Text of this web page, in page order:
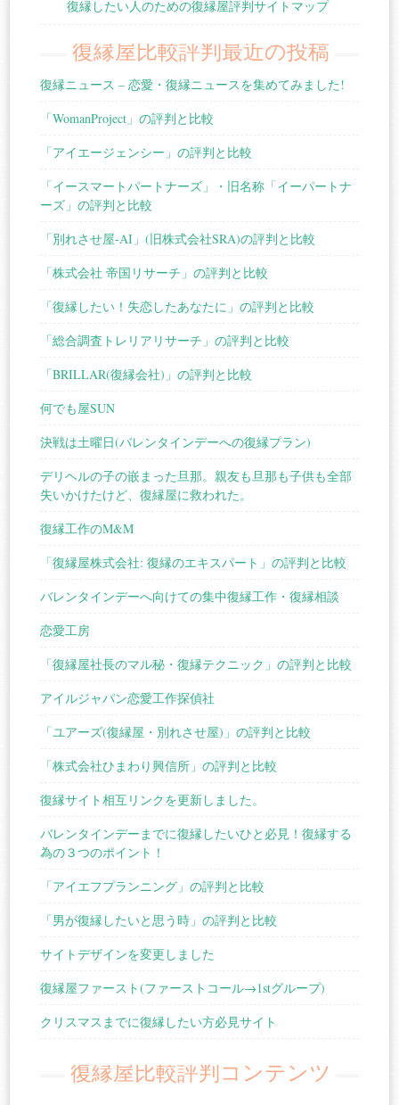
復縁したい人のための復縁屋評判サイトマップ
復縁屋比較評判最近の投稿
復縁ニュース – 恋愛・復縁ニュースを集めてみました!
「WomanProject」の評判と比較
「アイエージェンシー」の評判と比較
「イースマートパートナーズ」・旧名称「イーパートナ
ーズ」の評判と比較
「別れさせ屋-AI」(旧株式会社SRA)の評判と比較
「株式会社 帝国リサーチ」の評判と比較
「復縁したい！失恋したあなたに」の評判と比較
「総合調査トレリアリサーチ」の評判と比較
「BRILLAR(復縁会社)」の評判と比較
何でも屋SUN
決戦は土曜日(バレンタインデーへの復縁プラン)
デリヘルの子の嵌まった旦那。親友も旦那も子供も全部
失いかけたけど、復縁屋に救われた。
復縁工作のM&M
「復縁屋株式会社: 復縁のエキスパート」の評判と比較
バレンタインデーへ向けての集中復縁工作・復縁相談
恋愛工房
「復縁屋社長のマル秘・復縁テクニック」の評判と比較
アイルジャパン恋愛工作探偵社
「ユアーズ(復縁屋・別れさせ屋)」の評判と比較
「株式会社ひまわり興信所」の評判と比較
復縁サイト相互リンクを更新しました。
バレンタインデーまでに復縁したいひと必見！復縁する
為の３つのポイント！
「アイエフプランニング」の評判と比較
「男が復縁したいと思う時」の評判と比較
サイトデザインを変更しました
復縁屋ファースト(ファーストコール→1stグループ)
クリスマスまでに復縁したい方必見サイト
復縁屋比較評判コンテンツ